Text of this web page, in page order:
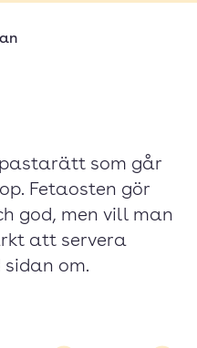
som går
Fetaosten gör
god, men vill man
att servera
om.